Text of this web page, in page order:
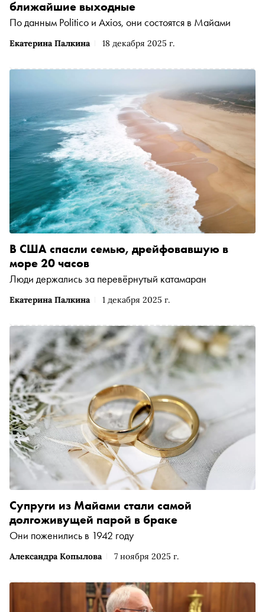
Екатерина Палкина 18 декабря 2025 г.
ближайшие выходные
По данным Politico и Axios, они состоятся в Майами
Екатерина Палкина 1 декабря 2025 г.
В США спасли семью, дрейфовавшую в
море 20 часов
Люди держались за перевёрнутый катамаран
Александра Копылова 7 ноября 2025 г.
Супруги из Майами стали самой
долгоживущей парой в браке
Они поженились в 1942 году